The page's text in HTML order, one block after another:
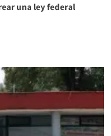
una ley federal